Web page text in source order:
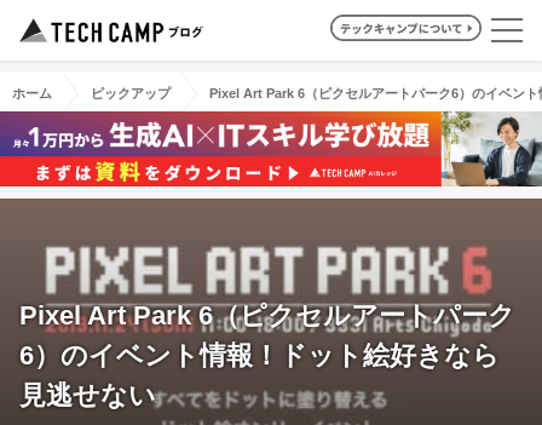
ホーム ピックアップ Pixel Art Park 6（ピクセルアートパーク6）のイベン
Pixel Art Park 6（ピクセルアートパーク
6）のイベント情報！ドット絵好きなら
見逃せない